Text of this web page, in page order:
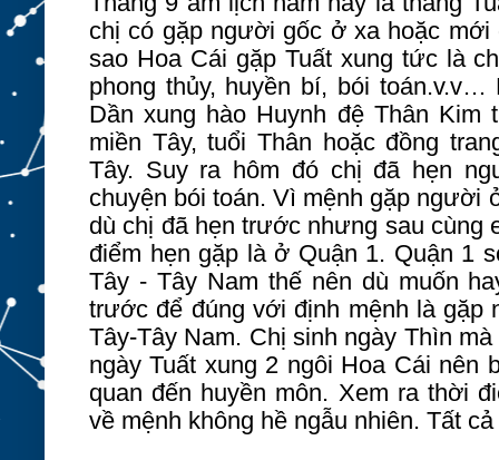
chị có gặp người gốc ở xa hoặc mới
sao Hoa Cái gặp Tuất xung tức là
phong thủy, huyền bí, bói
Dần xung hào Huynh đệ Thân
miền Tây, tuổi Thân hoặc đồng
Tây. Suy ra hôm đó chị đã hẹn
chuyện bói toán. Vì mệnh gặp người
dù chị đã hẹn trước nhưng sau cùng
điểm hẹn gặp là ở Quận 1. Quận 1
Tây - Tây Nam thế nên dù muốn
trước để đúng với định mệnh là
Tây-Tây Nam. Chị sinh ngày Thìn
ngày Tuất xung 2 ngôi Hoa Cái
quan đến huyền môn. Xem ra thời
về mệnh không hề ngẫu nhiên. Tất